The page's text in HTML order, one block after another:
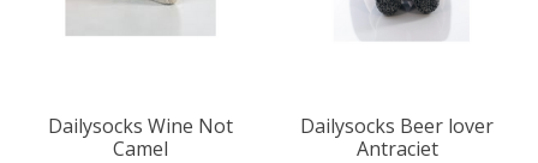
Dailysocks Wine Not
Camel
Dailysocks Beer lover
Antraciet